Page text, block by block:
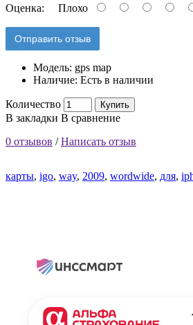
Оценка: Плохо
Отправить отзыв
Модель: gps map
Наличие: Есть в наличии
Количество Купить
В закладки В сравнение
0 отзывов /Написать отзыв
карты, igo, way, 2009, wordwide, для,